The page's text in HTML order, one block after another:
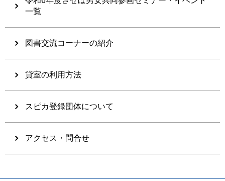
一覧
図書交流コーナーの紹介
貸室の利用方法
スピカ登録団体について
アクセス・問合せ